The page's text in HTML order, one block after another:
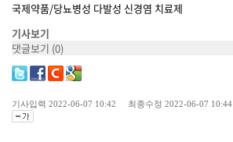
국제약품/당뇨병성 다발성 신경염 치료제
기사보기
댓글보기 (0)
기사입력 2022-06-07 10:42 최종수정 2022-06-07 10:44